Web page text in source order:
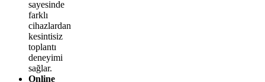
sayesinde
farklı
cihazlardan
kesintisiz
toplantı
deneyimi
sağlar.
Online